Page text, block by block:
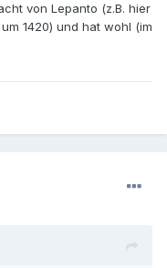
von Lepanto (z.B. hier
1420) und hat wohl (im